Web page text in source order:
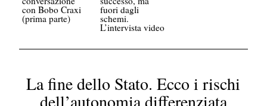
con Bobo Craxi
(prima parte)
fuori dagli
schemi.
L’intervista video
La fine dello Stato. Ecco i rischi
dell’autonomia differenziata